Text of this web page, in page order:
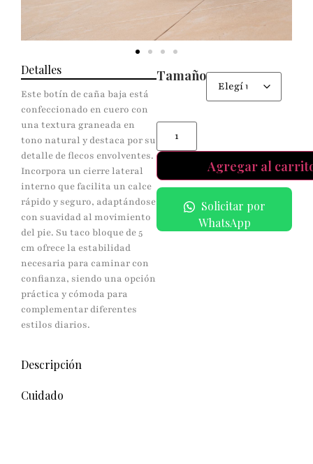
Detalles
Descripción
Cuidado
Este botín de caña baja está
confeccionado en cuero con
una textura graneada en
tono natural y destaca por su
detalle de flecos envolventes.
Incorpora un cierre lateral
interno que facilita un calce
rápido y seguro, adaptándose
con suavidad al movimiento
del pie. Su taco bloque de 5
cm ofrece la estabilidad
necesaria para caminar con
confianza, siendo una opción
práctica y cómoda para
complementar diferentes
estilos diarios.
Tamaño
Agregar al
Solicitar por
WhatsApp